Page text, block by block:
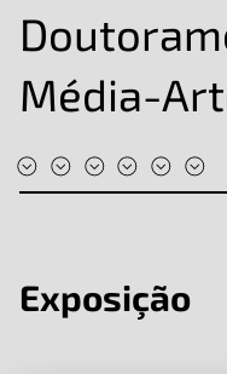
Média-
Exposição